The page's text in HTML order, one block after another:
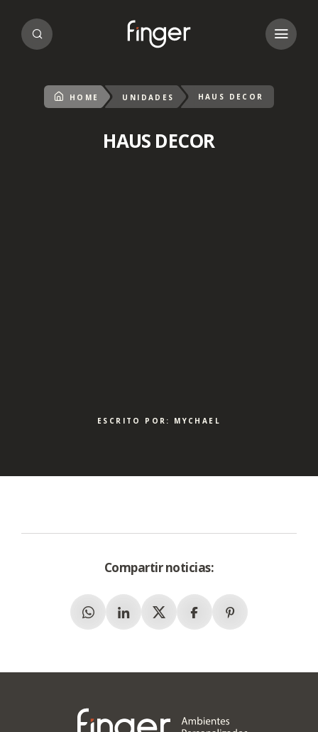
HOME UNIDADES HAUS DECOR
HAUS DECOR
ESCRITO POR: MYCHAEL
Compartir noticias:
WhatsappLinkedinX (Twitter)FacebookPinterest